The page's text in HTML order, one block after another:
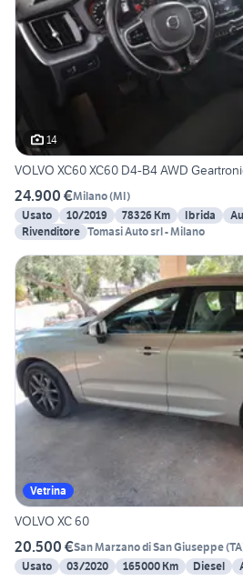
14
VOLVO XC60 XC60 D4-B4 AWD
24.900 €Milano(MI)
Usato
10/2019 78326 Km Ibrida
Rivenditore Tomasi Auto srl - Milano
Vetrina
VOLVO XC 60
20.500 €San Marzano di San Giuseppe(TA
Usato
03/2020 165000 Km Diesel